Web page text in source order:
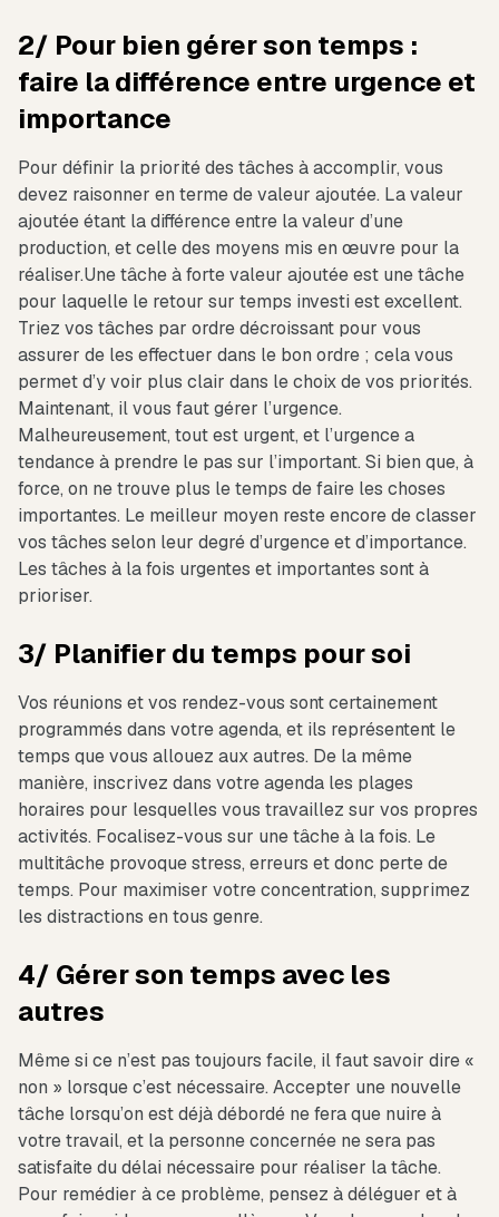
2/ Pour bien gérer son temps :
faire la différence entre urgence et
importance
Pour définir la priorité des tâches à accomplir, vous
devez raisonner en terme de valeur ajoutée. La valeur
ajoutée étant la différence entre la valeur d’une
production, et celle des moyens mis en œuvre pour la
réaliser.Une tâche à forte valeur ajoutée est une tâche
pour laquelle le retour sur temps investi est excellent.
Triez vos tâches par ordre décroissant pour vous
assurer de les effectuer dans le bon ordre ; cela vous
permet d’y voir plus clair dans le choix de vos priorités.
Maintenant, il vous faut gérer l’urgence.
Malheureusement, tout est urgent, et l’urgence a
tendance à prendre le pas sur l’important. Si bien que, à
force, on ne trouve plus le temps de faire les choses
importantes. Le meilleur moyen reste encore de classer
vos tâches selon leur degré d’urgence et d’importance.
Les tâches à la fois urgentes et importantes sont à
prioriser.
3/ Planifier du temps pour soi
Vos réunions et vos rendez-vous sont certainement
programmés dans votre agenda, et ils représentent le
temps que vous allouez aux autres. De la même
manière, inscrivez dans votre agenda les plages
horaires pour lesquelles vous travaillez sur vos propres
activités. Focalisez-vous sur une tâche à la fois. Le
multitâche provoque stress, erreurs et donc perte de
temps. Pour maximiser votre concentration, supprimez
les distractions en tous genre.
4/ Gérer son temps avec les
autres
Même si ce n’est pas toujours facile, il faut savoir dire «
non » lorsque c’est nécessaire. Accepter une nouvelle
tâche lorsqu’on est déjà débordé ne fera que nuire à
votre travail, et la personne concernée ne sera pas
satisfaite du délai nécessaire pour réaliser la tâche.
Pour remédier à ce problème, pensez à déléguer et à